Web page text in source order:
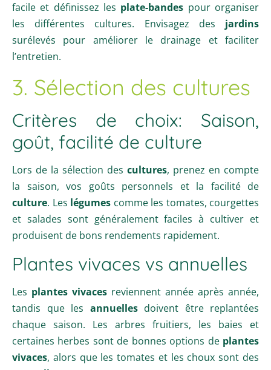
facile et définissez les plate-bandes pour organiser
les différentes cultures. Envisagez des jardins
surélevés pour améliorer le drainage et faciliter
l’entretien.
3. Sélection des cultures
Critères de choix: Saison,
goût, facilité de culture
Lors de la sélection des cultures, prenez en compte
la saison, vos goûts personnels et la facilité de
culture. Les légumes comme les tomates, courgettes
et salades sont généralement faciles à cultiver et
produisent de bons rendements rapidement.
Plantes vivaces vs annuelles
Les plantes vivaces reviennent année après année,
tandis que les annuellesdoivent être replantées
chaque saison. Les arbres fruitiers, les baies et
certaines herbes sont de bonnes options de plantes
vivaces, alors que les tomates et les choux sont des